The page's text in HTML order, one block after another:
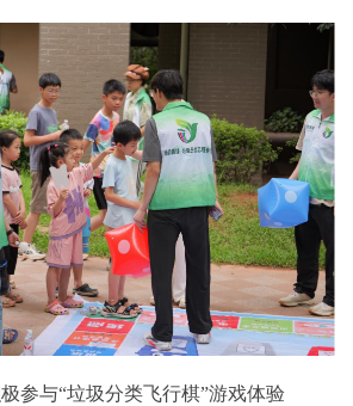
参与“垃圾分类飞行棋”游戏体验